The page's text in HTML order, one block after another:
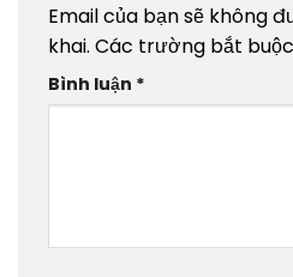
Email của bạn sẽ không
khai. Các trường bắt
Bình luận *